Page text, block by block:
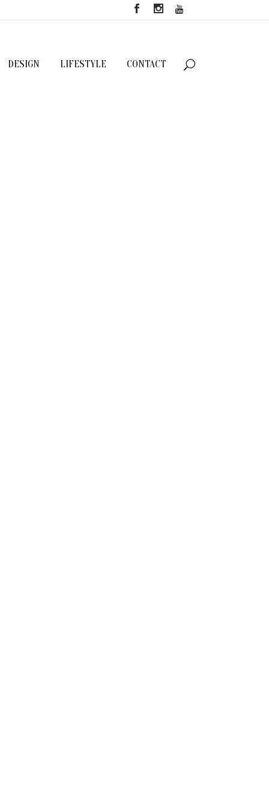
DESIGN LIFESTYLE CONTACT